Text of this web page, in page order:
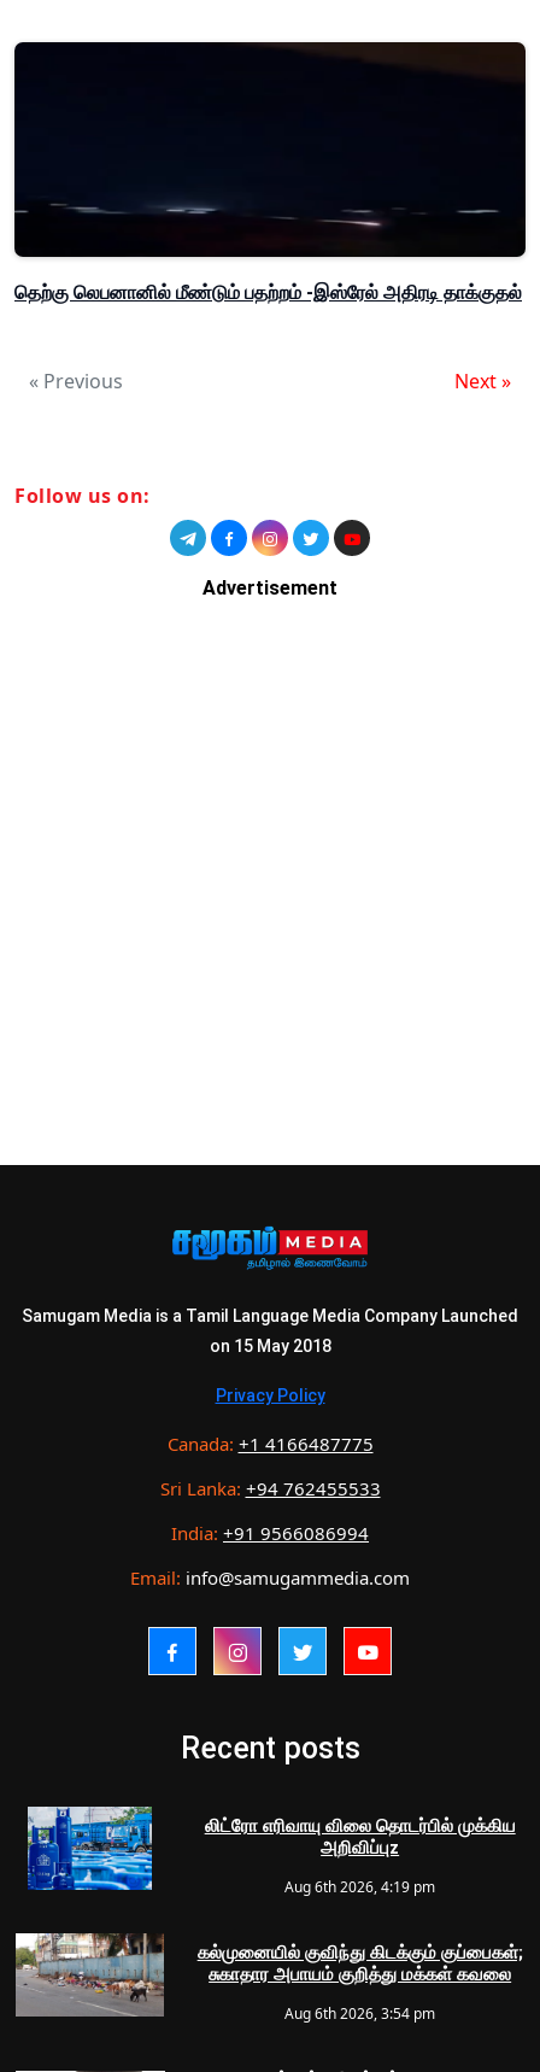
தெற்கு லெபனானில் மீண்டும் பதற்றம் -இஸ்ரேல் அதிரடி தாக்குதல்
« Previous Next »
Follow us on:
Advertisement
Samugam Media is a Tamil Language Media Company Launched
on 15 May 2018
Privacy Policy
Canada: +1 4166487775
Sri Lanka: +94 762455533
India: +91 9566086994
Email: info@samugammedia.com
Recent posts
லிட்ரோ எரிவாயு விலை தொடர்பில் முக்கிய
அறிவிப்புz
Aug 6th 2026, 4:19 pm
கல்முனையில் குவிந்து கிடக்கும் குப்பைகள்;
சுகாதார அபாயம் குறித்து மக்கள் கவலை
Aug 6th 2026, 3:54 pm